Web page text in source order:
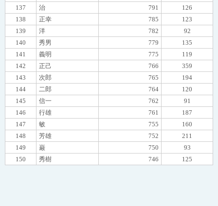
137
治 791
126
138
正幸 785
123
139
洋 782
92
140
秀男 779
135
141
義明 775
119
142
正己 766
359
143
次郎 765
194
144
二郎 764
120
145
信一 762
91
146
行雄 761
187
147
敏 755
160
148
芳雄 752
211
149
巌 750
93
150
秀樹 746 125